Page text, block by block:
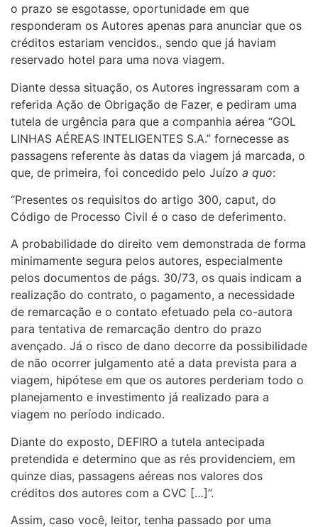
o prazo se esgotasse, oportunidade em que
responderam os Autores apenas para anunciar que os
créditos estariam vencidos., sendo que já haviam
reservado hotel para uma nova viagem.
Diante dessa situação, os Autores ingressaram com a
referida Ação de Obrigação de Fazer, e pediram uma
tutela de urgência para que a companhia aérea “GOL
LINHAS AÉREAS INTELIGENTES S.A.” fornecesse as
passagens referente às datas da viagem já marcada, o
que, de primeira, foi concedido pelo Juízo a quo:
“Presentes os requisitos do artigo 300, caput, do
Código de Processo Civil é o caso de deferimento.
A probabilidade do direito vem demonstrada de forma
minimamente segura pelos autores, especialmente
pelos documentos de págs. 30/73, os quais indicam a
realização do contrato, o pagamento, a necessidade
de remarcação e o contato efetuado pela co-autora
para tentativa de remarcação dentro do prazo
avençado. Já o risco de dano decorre da possibilidade
de não ocorrer julgamento até a data prevista para a
viagem, hipótese em que os autores perderiam todo o
planejamento e investimento já realizado para a
viagem no período indicado.
Diante do exposto, DEFIRO a tutela antecipada
pretendida e determino que as rés providenciem, em
quinze dias, passagens aéreas nos valores dos
créditos dos autores com a CVC […]”.
Assim, caso você, leitor, tenha passado por uma